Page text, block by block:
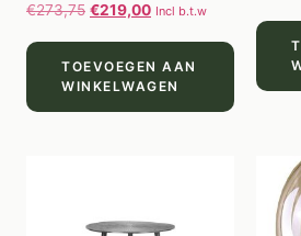
€273,75 €219,00 Incl b.t.w
TOEVOEGEN AAN
WINKELWAGEN